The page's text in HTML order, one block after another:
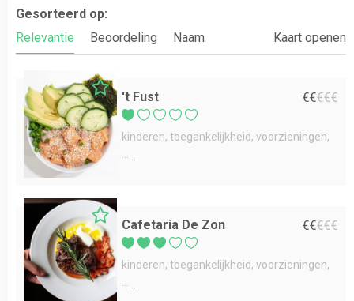
Gesorteerd op:
Relevantie
Beoordeling Naam Kaart openen
't Fust €€€€€
kinderen toegankelijkheid voorzieningen
Cafetaria De Zon €€€€€
kinderen toegankelijkheid voorzieningen